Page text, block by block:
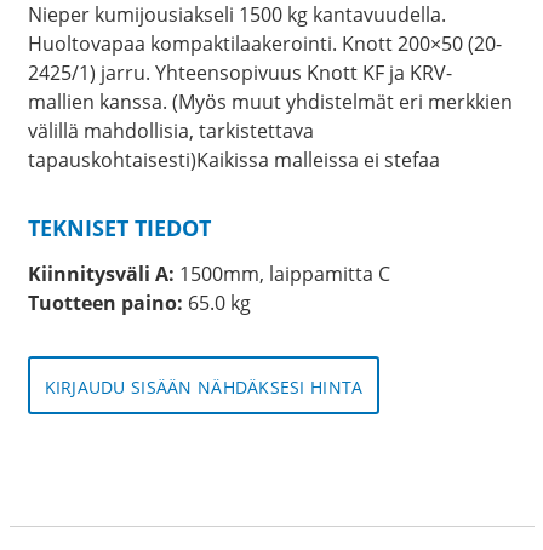
Nieper kumijousiakseli 1500 kg kantavuudella.
Huoltovapaa kompaktilaakerointi. Knott 200×50 (20-
2425/1) jarru. Yhteensopivuus Knott KF ja KRV-
mallien kanssa. (Myös muut yhdistelmät eri merkkien
välillä mahdollisia, tarkistettava
tapauskohtaisesti)Kaikissa malleissa ei stefaa
TEKNISET TIEDOT
Kiinnitysväli A: 1500mm, laippamitta C
Tuotteen paino: 65.0 kg
KIRJAUDU SISÄÄN NÄHDÄKSESI HINTA